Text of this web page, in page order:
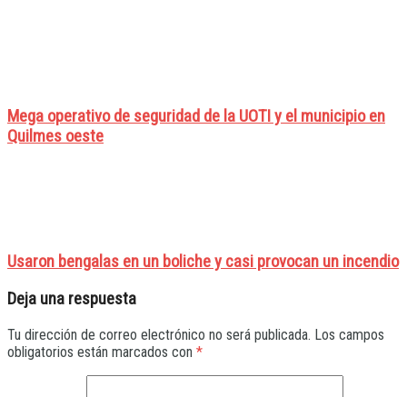
Mega operativo de seguridad de la UOTI y el municipio en
Quilmes oeste
Usaron bengalas en un boliche y casi provocan un incendio
Deja una respuesta
Tu dirección de correo electrónico no será publicada. Los campos
obligatorios están marcados con *